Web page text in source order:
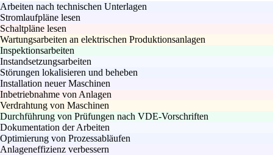
Arbeiten nach technischen Unterlagen
Stromlaufpläne lesen
Schaltpläne lesen
Wartungsarbeiten an elektrischen Produktionsanlagen
Inspektionsarbeiten
Instandsetzungsarbeiten
Störungen lokalisieren und beheben
Installation neuer Maschinen
Inbetriebnahme von Anlagen
Verdrahtung von Maschinen
Durchführung von Prüfungen nach VDE-Vorschriften
Dokumentation der Arbeiten
Optimierung von Prozessabläufen
Anlageneffizienz verbessern